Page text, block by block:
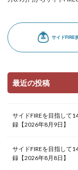
最近の投稿
サイドFIREを目指して
録【2026年8月9日】
サイドFIREを目指して
録【2026年8月8日】